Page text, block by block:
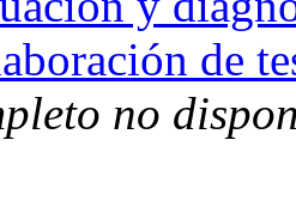
de
no